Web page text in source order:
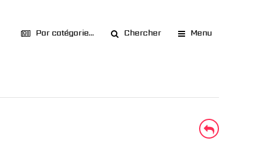
Par catégorie... Chercher Menu